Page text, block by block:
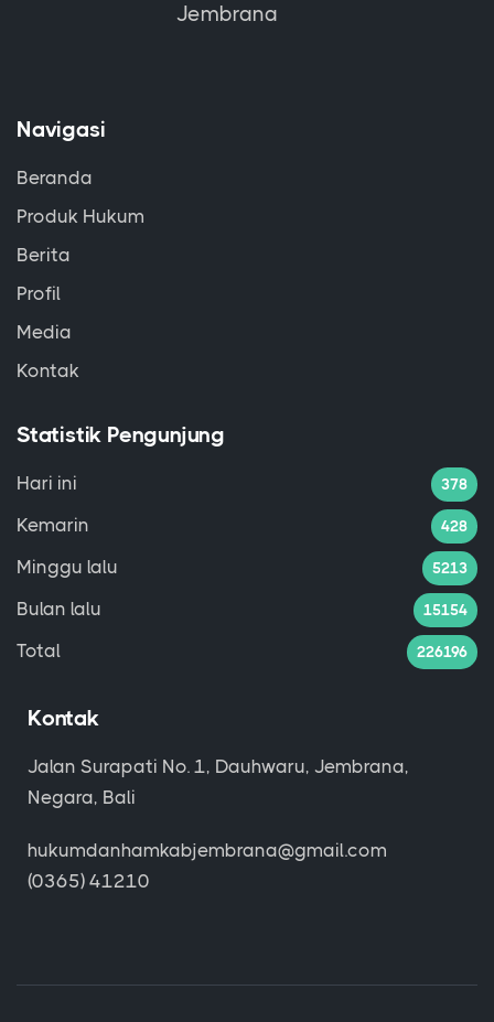
Jembrana
Navigasi
Beranda
Produk Hukum
Berita
Profil
Media
Kontak
Statistik Pengunjung
Hari ini 378
Kemarin 428
Minggu lalu 5213
Bulan lalu 15154
Total 226196
Kontak
Jalan Surapati No. 1, Dauhwaru, Jembrana,
Negara, Bali
hukumdanhamkabjembrana@gmail.com
(0365) 41210